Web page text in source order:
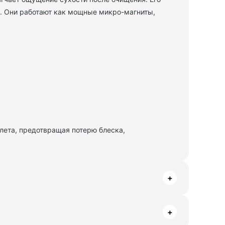
Они работают как мощные микро-магниты,
предотвращая потерю блеска,
+
+